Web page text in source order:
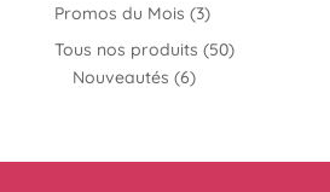
Promos du Mois 33
produits
Tous nos produits 5050
Nouveautés 66